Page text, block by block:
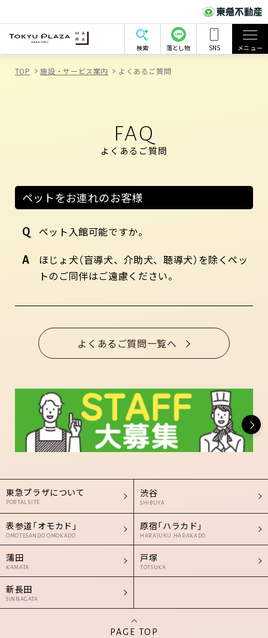
検索 落とし物 SNS メニュー
TOP 施設・サービス案内 よくあるご質問
FAQ
よくあるご質問
ペットをお連れのお客様
ペット入館可能ですか。
ほじょ犬（盲導犬、介助犬、聴導犬）を除くペッ
トのご同伴はご遠慮ください。
よくあるご質問一覧へ
東急プラザについて
PORTAL SITE
渋谷
SHIBUYA
表参道「オモカド」
OMOTESANDO OMOKADO
原宿「ハラカド」
HARAJUKU HARAKADO
蒲田
KAMATA
戸塚
TOTSUKA
新長田
SINNAGATA
PAGE TOP